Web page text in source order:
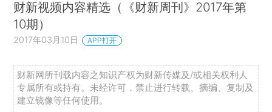
财新视频内容精选（《财新周刊》2017年第
10期）
2017年03月10日 APP打开
财新网所刊载内容之知识产权为财新传媒及/或相关权利人
专属所有或持有。未经许可，禁止进行转载、摘编、复制及
建立镜像等任何使用。